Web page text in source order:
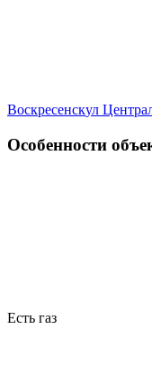
Воскресенскул
Особенности
Есть газ